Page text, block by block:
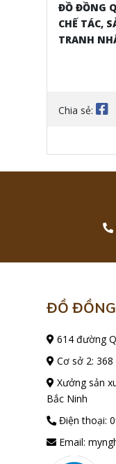
ĐỒ ĐỒNG
CHẾ TÁC,
TRANH
Chia sẻ:
ĐỒ
614 đường
Cơ sở 2:
Xưởng sản
Bắc Ninh
Điện thoại:
Email: